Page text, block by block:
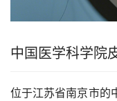
中国医学科学院
位于江苏省南京市的